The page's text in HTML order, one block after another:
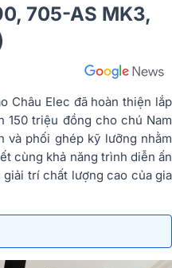
705-AS MK3,
Châu Elec đã hoàn thiện lắp
150 triệu đồng cho chú Nam
và phối ghép kỹ lưỡng nhằm
cùng khả năng trình diễn ấn
trí chất lượng cao của gia